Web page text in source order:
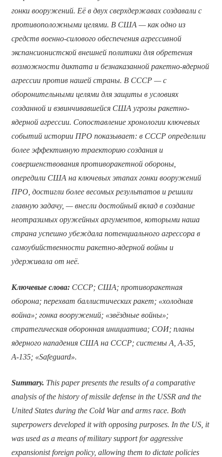
гонки вооружений. Её в двух сверхдержавах создавали с
противоположными целями. В США — как одно из
средств военно-силового обеспечения агрессивной
экспансионистской внешней политики для обретения
возможности диктата и безнаказанной ракетно-ядерной
агрессии против нашей страны. В СССР — с
оборонительными целями для защиты в условиях
созданной и взвинчивавшейся США угрозы ракетно-
ядерной агрессии. Сопоставление хронологии ключевых
событий истории ПРО показывает: в СССР определили
более эффективную траекторию создания и
совершенствования противоракетной обороны,
опередили США на ключевых этапах гонки вооружений
ПРО, достигли более весомых результатов и решили
главную задачу, — внесли достойный вклад в создание
неотразимых оружейных аргументов, которыми наша
страна успешно убеждала потенциального агрессора в
самоубийственности ракетно-ядерной войны и
удерживала от неё.
Ключевые слова:СССР; США; противоракетная
оборона; перехват баллистических ракет; «холодная
война»; гонка вооружений; «звёздные войны»;
стратегическая оборонная инициатива; СОИ; планы
ядерного нападения США на СССР; системы А, А-35,
А-135; «Safeguard».
Summary. This paper presents the results of a comparative
analysis of the history of missile defense in the USSR and the
United States during the Cold War and arms race. Both
superpowers developed it with opposing purposes. In the US, it
was used as a means of military support for aggressive
expansionist foreign policy, allowing them to dictate policies